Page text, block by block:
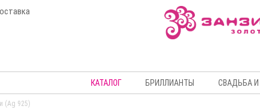
КАТАЛОГ БРИЛЛИАНТЫ СВАДЬБА
(Ag 925)